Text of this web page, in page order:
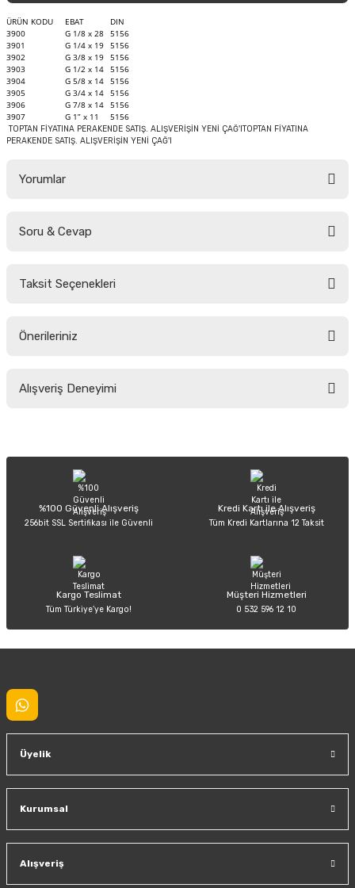
ÜRÜN KODU EBAT
DIN
3900
G 1/8 x 28 5156
3901
G 1/4 x 19 5156
3902
G 3/8 x 19 5156
3903
G 1/2 x 14 5156
3904
G 5/8 x 14 5156
3905
G 3/4 x 14 5156
3906
G 7/8 x 14 5156
3907
G 1” x 11 5156
TOPTAN FİYATINA PERAKENDE SATIŞ. ALIŞVERİŞİN YENİ ÇAĞ'ITOPTAN FİYATINA
PERAKENDE SATIŞ. ALIŞVERİŞİN YENİ ÇAĞ'I
Yorumlar
Soru & Cevap
Taksit Seçenekleri
Önerileriniz
yetersiz gördüğünüz noktaları öneri formunu kullanarak tarafımıza
Ürün açıklamasında eksik bilgiler bulunuyor.
Ürün bilgilerinde hatalar bulunuyor.
Ürün fiyatı diğer sitelerden daha pahalı.
Alışveriş Deneyimi
Sitemize ilk yorumu siz yapın!
%100 Güvenli Alışveriş
256bit SSL Sertifikası ile Güvenli
Kredi Kartı ile Alışveriş
Tüm Kredi Kartlarına 12 Taksit
Kargo Teslimat
Tüm Türkiye’ye Kargo!
Müşteri Hizmetleri
0 532 596 12 10
Üyelik
Kurumsal
Alışveriş